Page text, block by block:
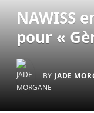
NAWISS
pour «
BY JADE